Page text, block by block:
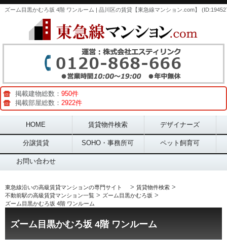
ズーム目黒かむろ坂 4階 ワンルーム | 品川区の賃貸【東急線マンション.com】
掲載建物総数： 950件
掲載部屋総数： 2922件
Main menu
HOME 賃貸物件検索 デザイナーズ
分譲賃貸 SOHO・事務所可 ペット飼育可
お問い合わせ
東急線沿いの高級賃貸マンションの専門サイト > 賃貸物件検索 >
不動前駅の高級賃貸マンション一覧 > ズーム目黒かむろ坂 >
ズーム目黒かむろ坂 4階 ワンルーム
ズーム目黒かむろ坂 4階 ワンルーム